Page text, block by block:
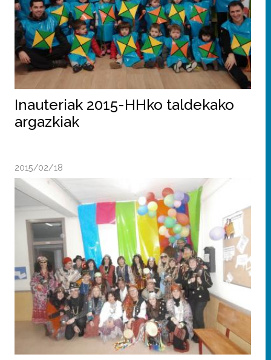
Inauteriak 2015-HHko taldekako
argazkiak
2015/02/18